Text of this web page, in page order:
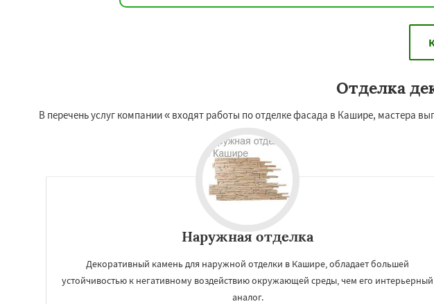
Отделка
В перечень услуг компании « входят работы по отделке фасада в Кашире, мастера
Наружная отделка
Декоративный камень для наружной отделки в Кашире, обладает большей
устойчивостью к негативному воздействию окружающей среды, чем его интерьерный
аналог.